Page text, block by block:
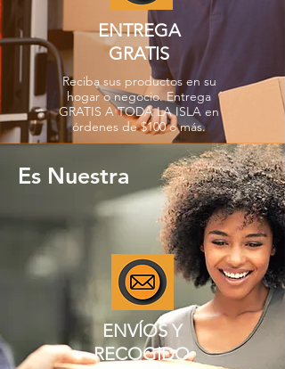
ENTREGA
GRATIS
Reciba sus productos en su
hogar o negocio. Entrega
GRATIS A TODA LA ISLA en
órdenes de $100 o más.
Es Nuestra
ENVÍOS Y
RECOGIDO